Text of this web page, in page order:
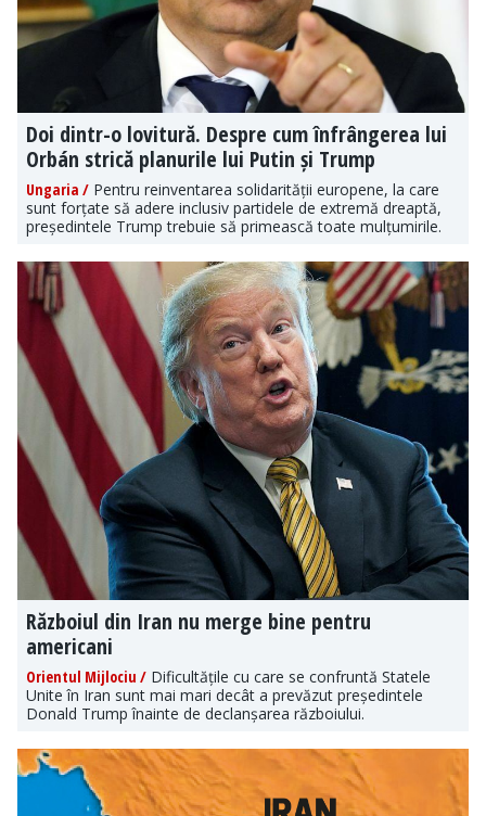
Doi dintr-o lovitură. Despre cum înfrângerea lui
Orbán strică planurile lui Putin și Trump
Ungaria / Pentru reinventarea solidarității europene, la care
sunt forțate să adere inclusiv partidele de extremă dreaptă,
președintele Trump trebuie să primească toate mulțumirile.
Războiul din Iran nu merge bine pentru
americani
Orientul Mijlociu / Dificultățile cu care se confruntă Statele
Unite în Iran sunt mai mari decât a prevăzut președintele
Donald Trump înainte de declanșarea războiului.